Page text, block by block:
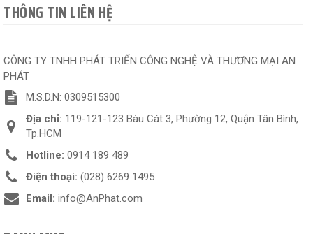
THÔNG TIN LIÊN HỆ
CÔNG TY TNHH PHÁT TRIỂN CÔNG NGHỆ VÀ THƯƠNG MẠI AN
PHÁT
M.S.D.N: 0309515300
Địa chỉ: 119-121-123 Bàu Cát 3, Phường 12, Quận Tân Bình,
Tp.HCM
Hotline: 0914 189 489
Điện thoại: (028) 6269 1495
Email: info@AnPhat.com